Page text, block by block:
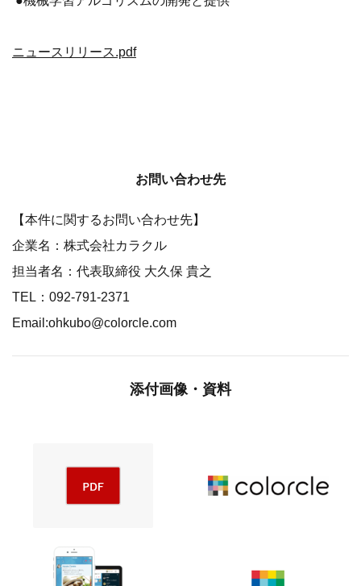
ニュースリリース.pdf
お問い合わせ先
【本件に関するお問い合わせ先】
企業名：株式会社カラクル
担当者名：代表取締役 大久保 貴之
TEL：092-791-2371
Email:ohkubo@colorcle.com
添付画像・資料